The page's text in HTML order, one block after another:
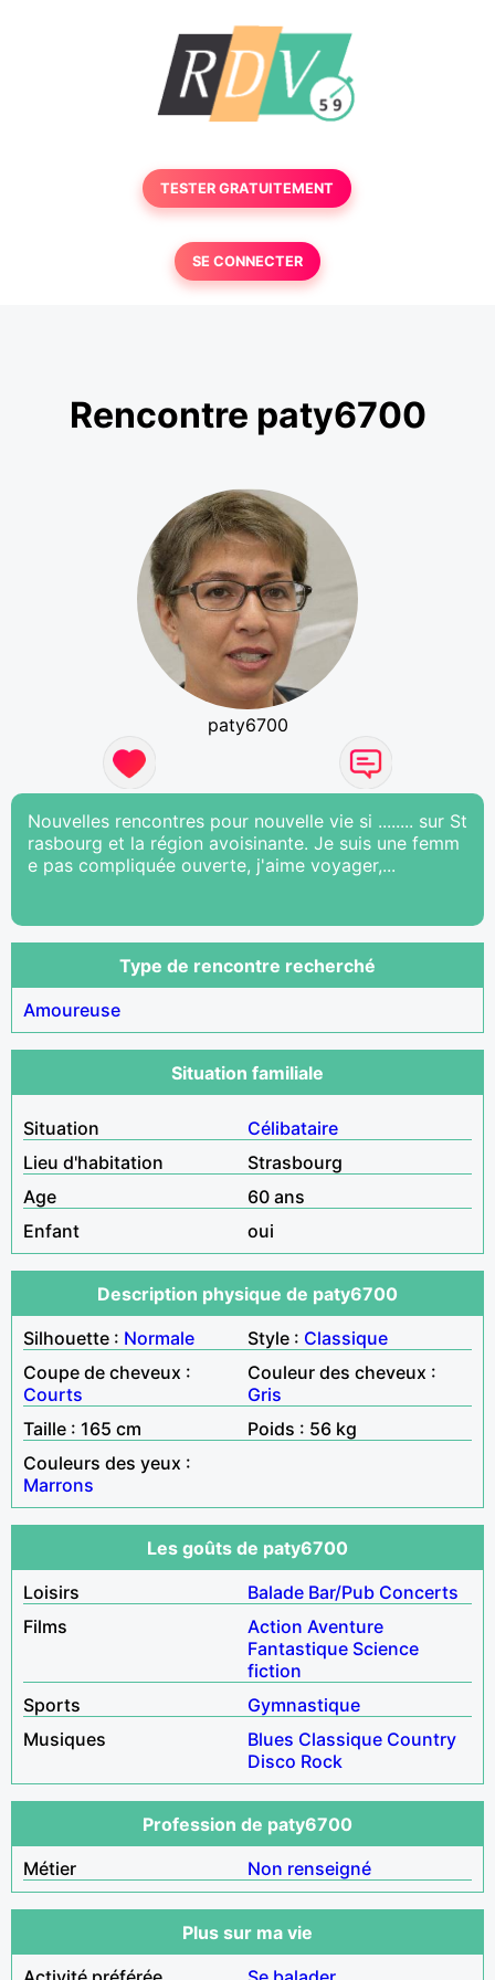
TESTER GRATUITEMENT
SE CONNECTER
Rencontre paty6700
paty6700
Nouvelles rencontres pour nouvelle vie si ........ sur St
rasbourg et la région avoisinante. Je suis une femm
e pas compliquée ouverte, j'aime voyager,...
Type de rencontre recherché
Amoureuse
Situation familiale
Situation
Célibataire
Lieu d'habitation
Strasbourg
Age
60 ans
Enfant
oui
Description physique de paty6700
Silhouette : Normale Style : Classique
Coupe de cheveux :
Courts
Couleur des cheveux :
Gris
Taille : 165 cm
Poids : 56 kg
Couleurs des yeux :
Marrons
Les goûts de paty6700
Loisirs
Balade Bar/Pub Concerts
Films
Action Aventure
Fantastique Science
fiction
Sports
Gymnastique
Musiques
Blues Classique Country
Disco Rock
Profession de paty6700
Métier
Non renseigné
Plus sur ma vie